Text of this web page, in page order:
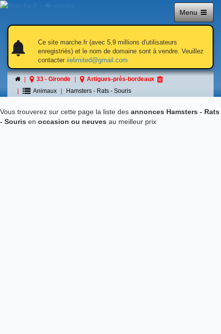
Menu
notifications
notifications
Ce site marche.fr (avec 5,9 millions d'utilisateurs
enregistriés) et le nom de domaine sont à vendre. Veuillez
contacter iielimited@gmail.com
33 - Gironde
Artigues-près-bordeaux
Animaux
Hamsters - Rats - Souris
Hamsters - Rats - Souris
á Artigues-près-bordeaux
Vous trouverez sur cette page la liste des annonces Hamsters - Rats
- Souris en occasion ou neuves au meilleur prix